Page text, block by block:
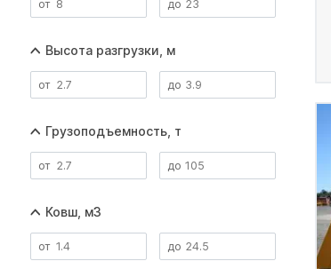
Высота разгрузки, м
Грузоподъемность, т
Ковш, м3